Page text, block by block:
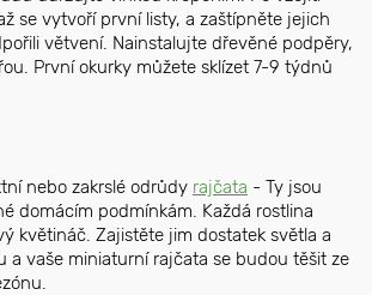
se vytvoří první listy, a zaštípněte jejich
větvení. Nainstalujte dřevěné podpěry,
První okurky můžete sklízet 7-9 týdnů
nebo zakrslé odrůdy rajčata - Ty jsou
domácím podmínkám. Každá rostlina
květináč. Zajistěte jim dostatek světla a
a vaše miniaturní rajčata se budou těšit ze